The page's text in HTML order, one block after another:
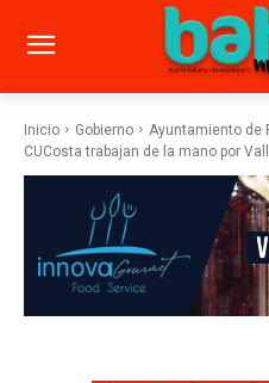
Inicio Gobierno Ayuntamiento de
CUCosta trabajan de la mano por